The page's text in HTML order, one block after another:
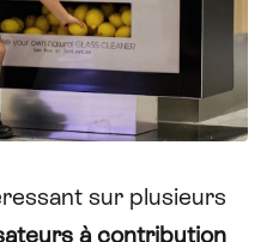
sur plusieurs
à contribution